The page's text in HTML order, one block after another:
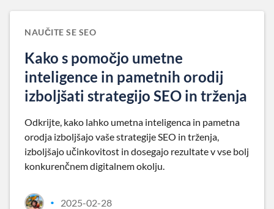
NAUČITE SE SEO
Kako s pomočjo umetne
inteligence in pametnih orodij
izboljšati strategijo SEO in trženja
Odkrijte, kako lahko umetna inteligenca in pametna
orodja izboljšajo vaše strategije SEO in trženja,
izboljšajo učinkovitost in dosegajo rezultate v vse bolj
konkurenčnem digitalnem okolju.
• 2025-02-28